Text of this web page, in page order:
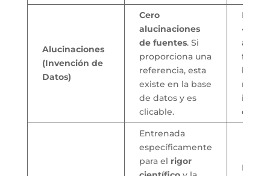
Alucinaciones
(Invención de
Datos)
Cero
alucinaciones
de fuentes. Si
proporciona una
referencia, esta
existe en la base
de datos y es
clicable.
Puede
no
Entrenada
específicamente
para el rigor